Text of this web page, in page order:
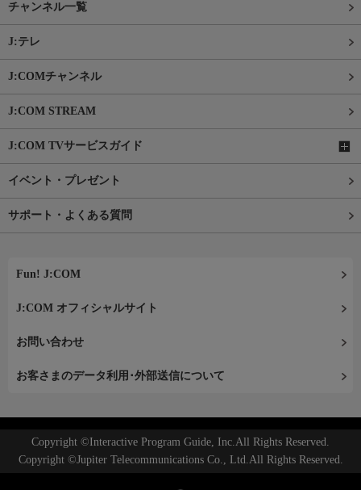
チャンネル一覧
J:テレ
J:COMチャンネル
J:COM STREAM
J:COM TVサービスガイド
イベント・プレゼント
サポート・よくある質問
Fun! J:COM
J:COM オフィシャルサイト
お問い合わせ
お客さまのデータ利用･外部送信について
Copyright ©Interactive Program Guide, Inc.All Rights Reserved.
Copyright ©Jupiter Telecommunications Co., Ltd.All Rights Reserved.